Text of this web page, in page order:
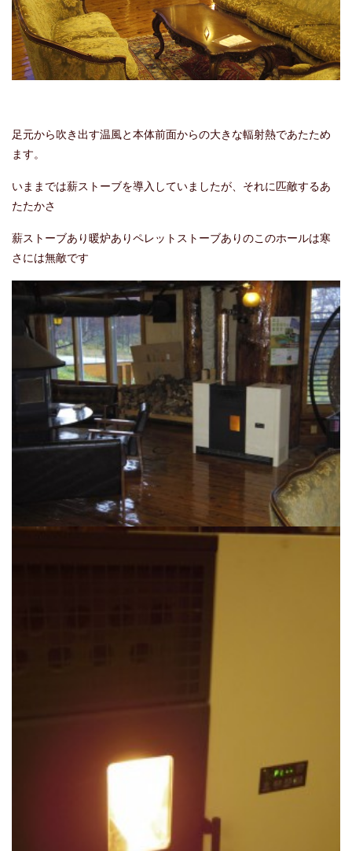
足元から吹き出す温風と本体前面からの大きな輻射熱であたため
ます。
いままでは薪ストーブを導入していましたが、それに匹敵するあ
たたかさ
薪ストーブあり暖炉ありペレットストーブありのこのホールは寒
さには無敵です